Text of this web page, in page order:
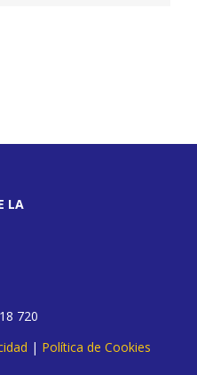
LA
720
| Política de Cookies